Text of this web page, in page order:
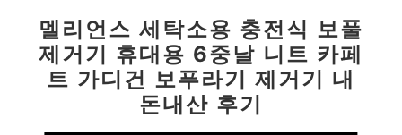
멜리언스 세탁소용 충전식 보풀
제거기 휴대용 6중날 니트 카페
트 가디건 보푸라기 제거기 내
돈내산 후기